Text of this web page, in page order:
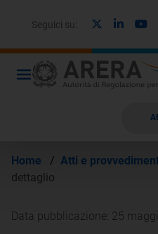
Seguici su:
Home / Atti e
dettaglio
Data pubblicazione: 25